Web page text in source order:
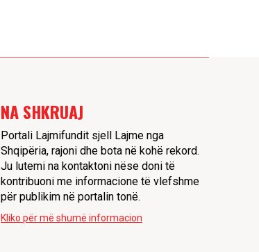
NA SHKRUAJ
Portali Lajmifundit sjell Lajme nga
Shqipëria, rajoni dhe bota në kohë rekord.
Ju lutemi na kontaktoni nëse doni të
kontribuoni me informacione të vlefshme
për publikim në portalin tonë.
Kliko për më shumë informacion